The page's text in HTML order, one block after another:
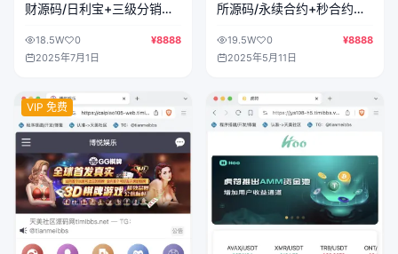
财源码/日利宝+三级分销
互转/前端vue纯源码+后端
php
18.5W 0
¥8888
2025年7月1日
所源码/永续合约+秒合约
行情控制+交易对游戏+代理
系统/前端uniapp+后端PHP
19.5W 0
¥8888
2025年5月11日
VIP 免费